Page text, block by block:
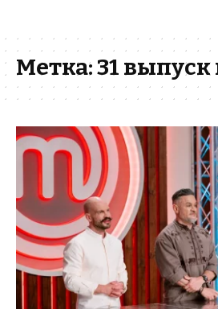
Метка:31